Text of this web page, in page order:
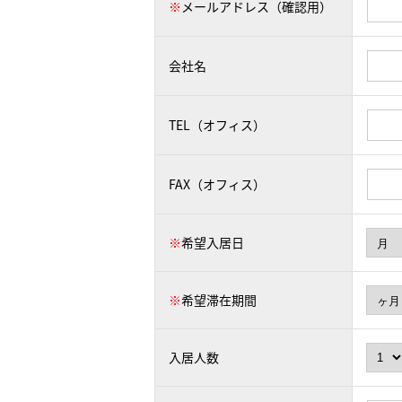
※ メールアドレス（確認用）
会社名
TEL（オフィス）
FAX（オフィス）
※希望入居日
※希望滞在期間
入居人数